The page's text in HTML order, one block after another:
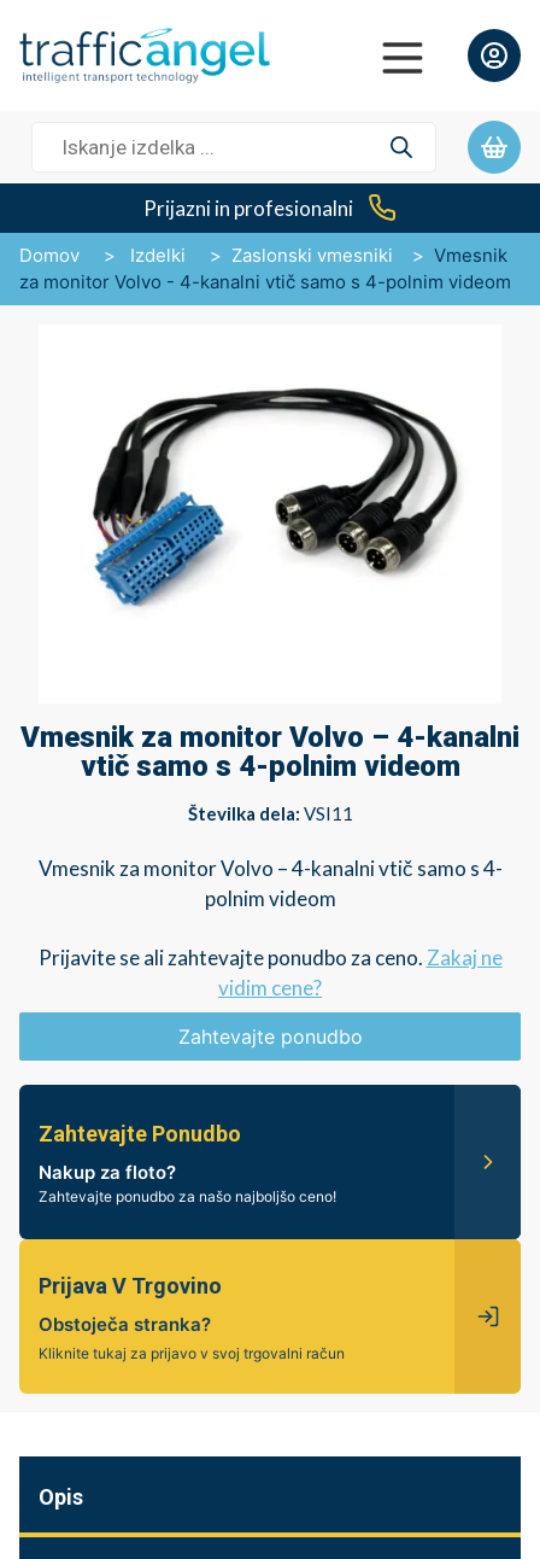
Iskanje
izdelkov
Prijazni in profesionalni
Domov > Izdelki > Zaslonski vmesniki > Vmesnik
za monitor Volvo - 4-kanalni vtič samo s 4-polnim videom
Vmesnik za monitor Volvo – 4-kanalni
vtič samo s 4-polnim videom
Številka dela: VSI11
Vmesnik za monitor Volvo – 4-kanalni vtič samo s 4-
polnim videom
Prijavite se ali zahtevajte ponudbo za ceno. Zakaj ne
vidim cene?
Zahtevajte ponudbo
Zahtevajte Ponudbo
Nakup za floto?
Zahtevajte ponudbo za našo najboljšo ceno!
Prijava V Trgovino
Obstoječa stranka?
Kliknite tukaj za prijavo v svoj trgovalni račun
Opis